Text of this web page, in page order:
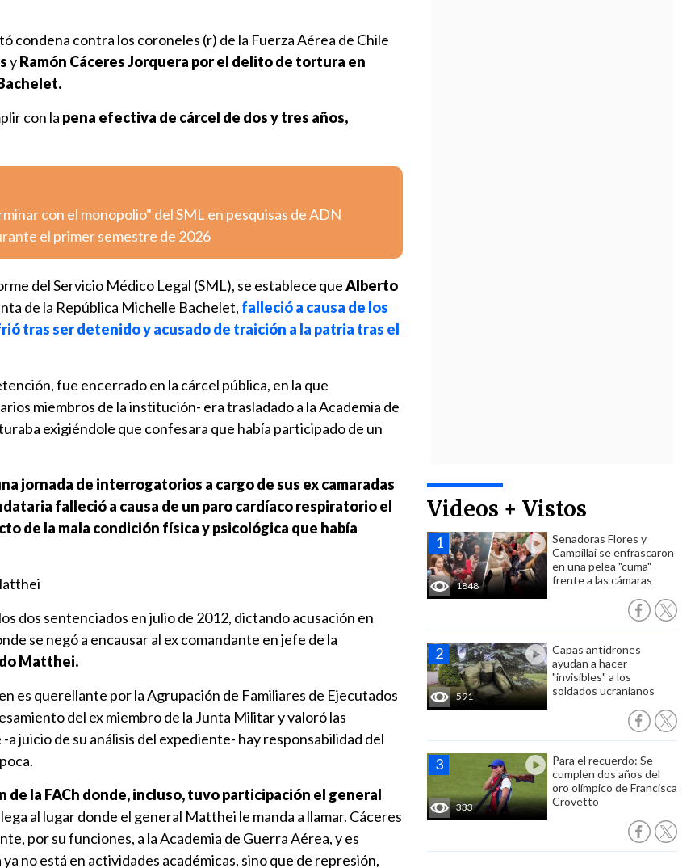
Videos + Vistos
1848
Senadoras Flores y
Campillai se enfrascaron
en una pelea "cuma"
frente a las cámaras
591
Capas antidrones
ayudan a hacer
"invisibles" a los
soldados ucranianos
333
Para el recuerdo: Se
cumplen dos años del
oro olímpico de Francisca
Crovetto
condena contra los coroneles (r) de la Fuerza Aérea de Chile
yRamón Cáceres Jorquera por el delito de tortura en
con la pena efectiva de cárcel de dos y tres años,
con el monopolio" del SML en pesquisas de ADN
el primer semestre de 2026
del Servicio Médico Legal (SML), se establece queAlberto
de la República Michelle Bachelet, falleció a causa de los
tras ser detenido y acusado de traición a la patria tras el
fue encerrado en la cárcel pública, en la que
miembros de la institución- era trasladado a la Academia de
exigiéndole que confesara que había participado de un
jornada de interrogatorios a cargo de sus ex camaradas
falleció a causa de un paro cardíaco respiratorio el
de la mala condición física y psicológica que había
dos sentenciados en julio de 2012, dictando acusación en
se negó a encausar al ex comandante en jefe de la
Matthei.
es querellante por la Agrupación de Familiares de Ejecutados
del ex miembro de la Junta Militar y valoró las
a juicio de su análisis del expediente- hay responsabilidad del
de la FACh donde, incluso, tuvo participación el general
al lugar donde el general Matthei le manda a llamar. Cáceres
por su funciones, a la Academia de Guerra Aérea, y es
no está en actividades académicas, sino que de represión,